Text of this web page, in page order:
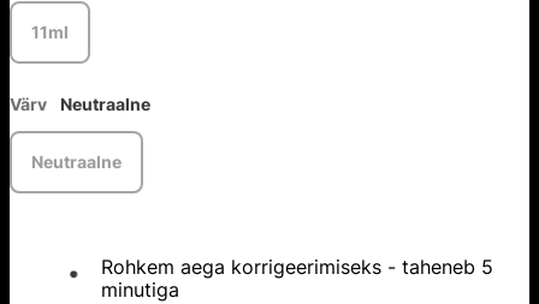
11ml
Värv Neutraalne
Neutraalne
Rohkem aega korrigeerimiseks - taheneb 5
minutiga